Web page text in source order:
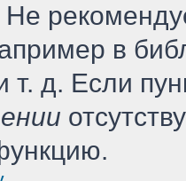
в
т. д. Если